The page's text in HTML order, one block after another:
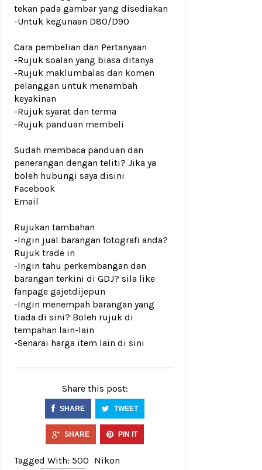
tekan pada gambar yang disediakan
-Untuk kegunaan D80/D90
Cara pembelian dan Pertanyaan
-Rujuk soalan yang biasa ditanya
-Rujuk maklumbalas dan komen
pelanggan untuk menambah
keyakinan
-Rujuk syarat dan terma
-Rujuk panduan membeli
Sudah membaca panduan dan
penerangan dengan teliti? Jika ya
boleh hubungi saya disini
Facebook
Email
Rujukan tambahan
-Ingin jual barangan fotografi anda?
Rujuk trade in
-Ingin tahu perkembangan dan
barangan terkini di GDJ? sila like
fanpage gajetdijepun
-Ingin menempah barangan yang
tiada di sini? Boleh rujuk di
tempahan lain-lain
-Senarai harga item lain di sini
Share this post:
SHARE TWEET
SHARE PIN IT
Tagged With: 500 Nikon